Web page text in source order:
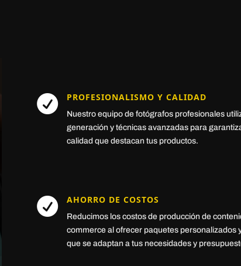
 PROFESIONALISMO Y CALIDAD
Nuestro equipo de fotógrafos profesionales
generación y técnicas avanzadas para
calidad que destacan tus productos.
 AHORRO DE COSTOS
Reducimos los costos de producción de
commerce al ofrecer paquetes personalizados
que se adaptan a tus necesidades y